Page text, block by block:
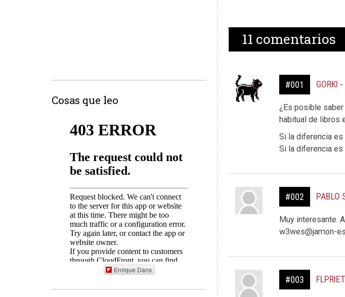
11 comentarios
#001 GORKI -
¿Es posible
habitual de libros
Si la diferencia
Si la diferencia es
#002 PABLO
Muy interesante.
w3wes@jamon-
#003
Cosas que leo
Enrique Dans